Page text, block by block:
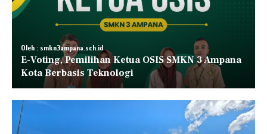
Oleh : smkn3ampana.sch.id
E-Voting, Pemilihan Ketua OSIS SMKN 3 Ampana
Kota Berbasis Teknologi